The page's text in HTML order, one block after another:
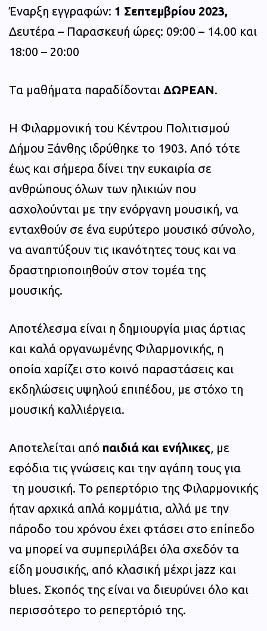
Έναρξη εγγραφών: 1 Σεπτεμβρίου 2023,
Δευτέρα – Παρασκευή ώρες: 09:00 – 14.00 και
18:00 – 20:00
Τα μαθήματα παραδίδονται ΔΩΡΕΑΝ.
Η Φιλαρμονική του Κέντρου Πολιτισμού
Δήμου Ξάνθης ιδρύθηκε το 1903. Από τότε
έως και σήμερα δίνει την ευκαιρία σε
ανθρώπους όλων των ηλικιών που
ασχολούνται με την ενόργανη μουσική, να
ενταχθούν σε ένα ευρύτερο μουσικό σύνολο,
να αναπτύξουν τις ικανότητες τους και να
δραστηριοποιηθούν στον τομέα της
μουσικής.
Αποτέλεσμα είναι η δημιουργία μιας άρτιας
και καλά οργανωμένης Φιλαρμονικής, η
οποία χαρίζει στο κοινό παραστάσεις και
εκδηλώσεις υψηλού επιπέδου, με στόχο τη
μουσική καλλιέργεια.
Αποτελείται από παιδιά και ενήλικες, με
εφόδια τις γνώσεις και την αγάπη τους για
τη μουσική. Το ρεπερτόριο της Φιλαρμονικής
ήταν αρχικά απλά κομμάτια, αλλά με την
πάροδο του χρόνου έχει φτάσει στο επίπεδο
να μπορεί να συμπεριλάβει όλα σχεδόν τα
είδη μουσικής, από κλασική μέχρι jazz και
blues. Σκοπός της είναι να διευρύνει όλο και
περισσότερο το ρεπερτόριό της.